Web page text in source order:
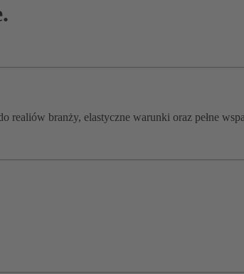
branży, elastyczne warunki oraz pełne